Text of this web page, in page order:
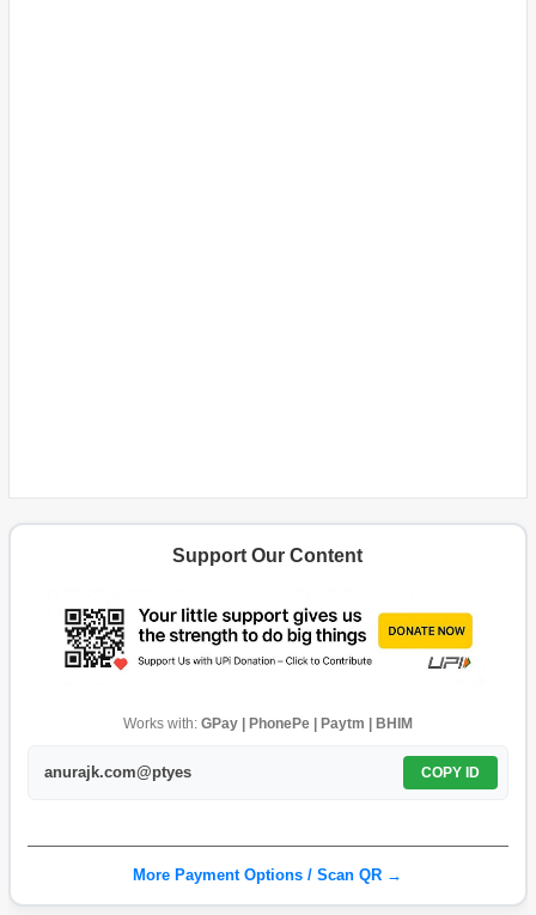
Support Our Content
Works with: GPay | PhonePe | Paytm | BHIM
anurajk.com@ptyes COPY ID
More Payment Options / Scan QR →